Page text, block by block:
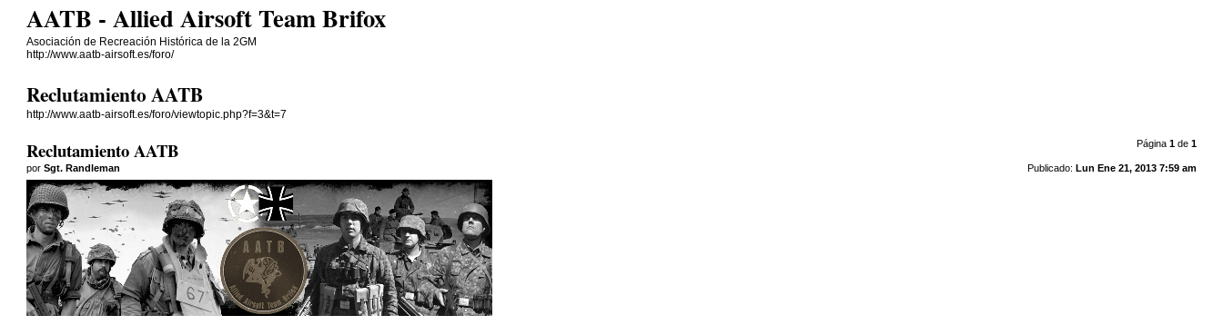
AATB - Allied Airsoft Team Brifox
Asociación de Recreación Histórica de la 2GM
http://www.aatb-airsoft.es/foro/
Reclutamiento AATB
http://www.aatb-airsoft.es/foro/viewtopic.php?f=3&t=7
Página 1de 1
Reclutamiento AATB
Publicado: Lun Ene 21, 2013 7:59 am
porSgt. Randleman